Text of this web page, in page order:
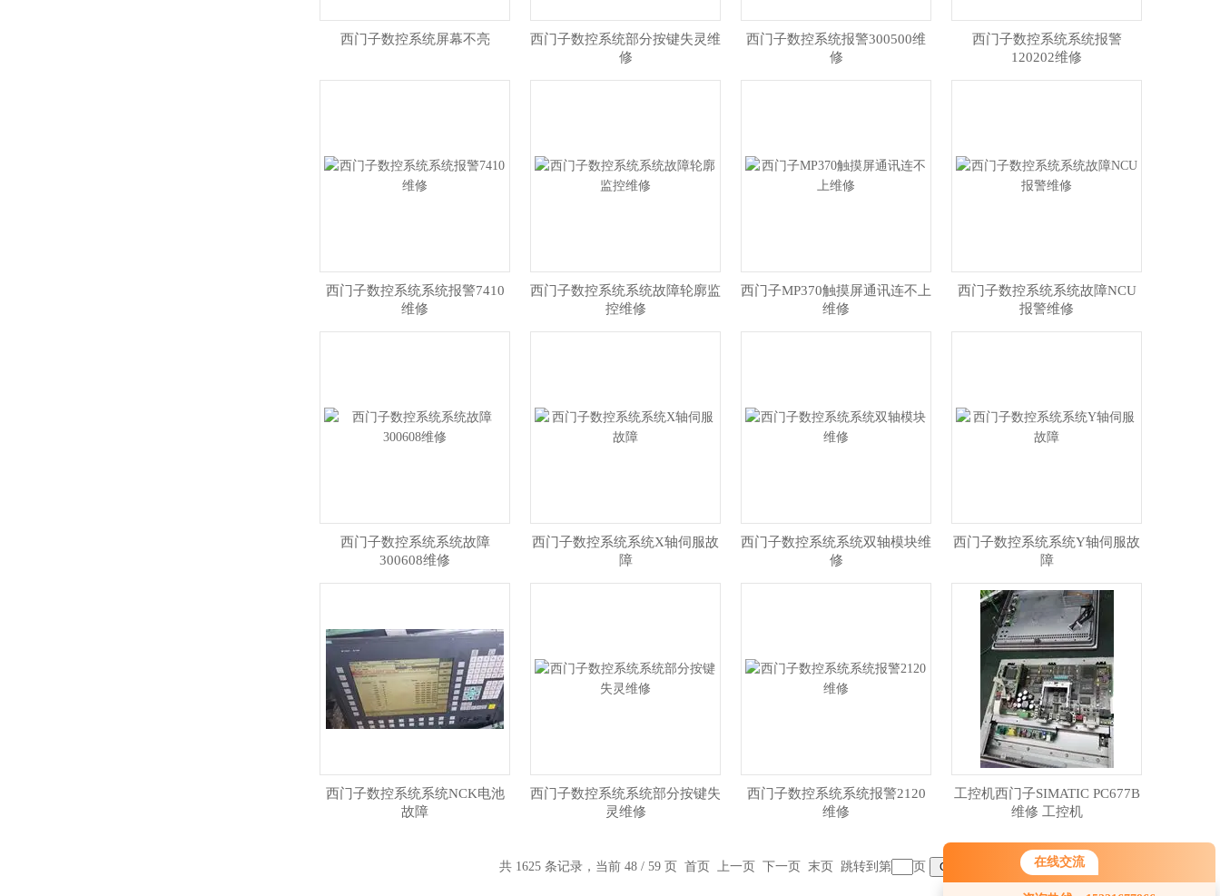
在线交流
您好！欢迎前来咨询，很高兴为您
西门子数控系统屏幕不亮
西门子数控系统部分按键失灵维
修
西门子数控系统报警300500维
修
西门子数控系统系统报警
120202维修
西门子数控系统系统报警7410
维修
西门子数控系统系统故障轮廓监
控维修
西门子MP370触摸屏通讯连不上
维修
西门子数控系统系统故障NCU
报警维修
西门子数控系统系统故障
300608维修
西门子数控系统系统X轴伺服故
障
西门子数控系统系统双轴模块维
修
西门子数控系统系统Y轴伺服故
障
西门子数控系统系统NCK电池
故障
西门子数控系统系统部分按键失
灵维修
西门子数控系统系统报警2120
维修
工控机西门子SIMATIC PC677B
维修 工控机
共 1625 条记录，当前 48 / 59 页 首页 上一页 下一页 末页 跳转到第 页